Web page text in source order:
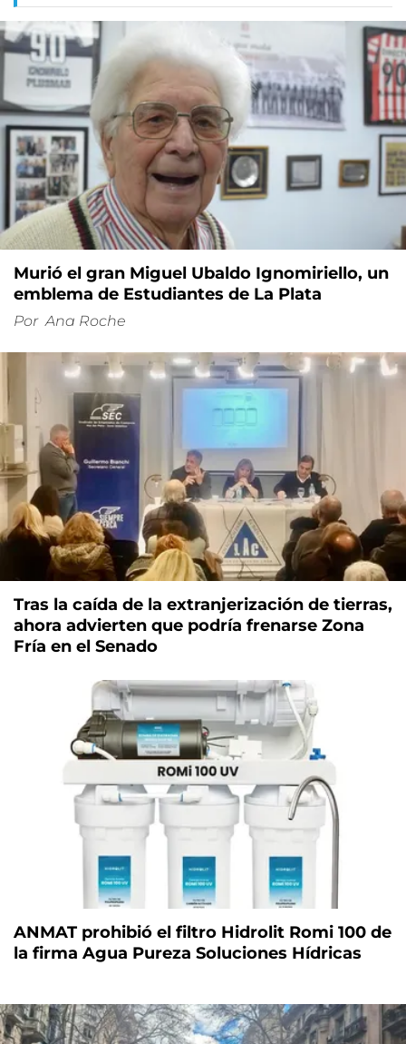
Murió el gran Miguel Ubaldo Ignomiriello, un
emblema de Estudiantes de La Plata
Por Ana Roche
Tras la caída de la extranjerización de tierras,
ahora advierten que podría frenarse Zona
Fría en el Senado
ANMAT prohibió el filtro Hidrolit Romi 100 de
la firma Agua Pureza Soluciones Hídricas